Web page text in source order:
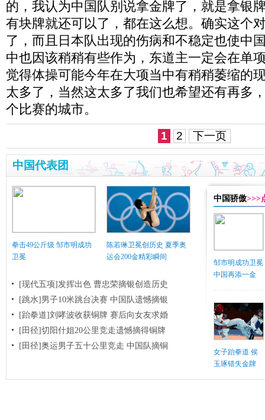
的，我认为中国队别说拿金牌了，就是拿银
有块牌就还可以了，都在这么想。确实这个
了，而且日本队出现的伤病和不稳定也使中
中也因该稍稍有些作为，东道主一定会在单
觉得体操可能今年在大项当中有稍稍萎缩的
太多了，当然这太多了我们也希望还有再多
个比赛的城市。
1 2 下一页
中国代表团
拳击49公斤级 邹市明成功
卫冕
陈若琳卫冕创历史 夏季奥
运会200金精彩瞬间
[现代五项]发挥出色 曹忠荣摘银创造历史
[跳水]男子10米跳台决赛 中国队遗憾摘银
[跆拳道]刘哮波收获铜牌 赛后向女友求婚
[田径]切阳什姐20公里竞走遗憾摘得铜牌
[田径]奥运男子五十公里竞走 中国队摘铜
中国骄傲>>>
邹市明成功卫冕
中国再添一金
女子跆拳道 侯
玉琢错失金牌